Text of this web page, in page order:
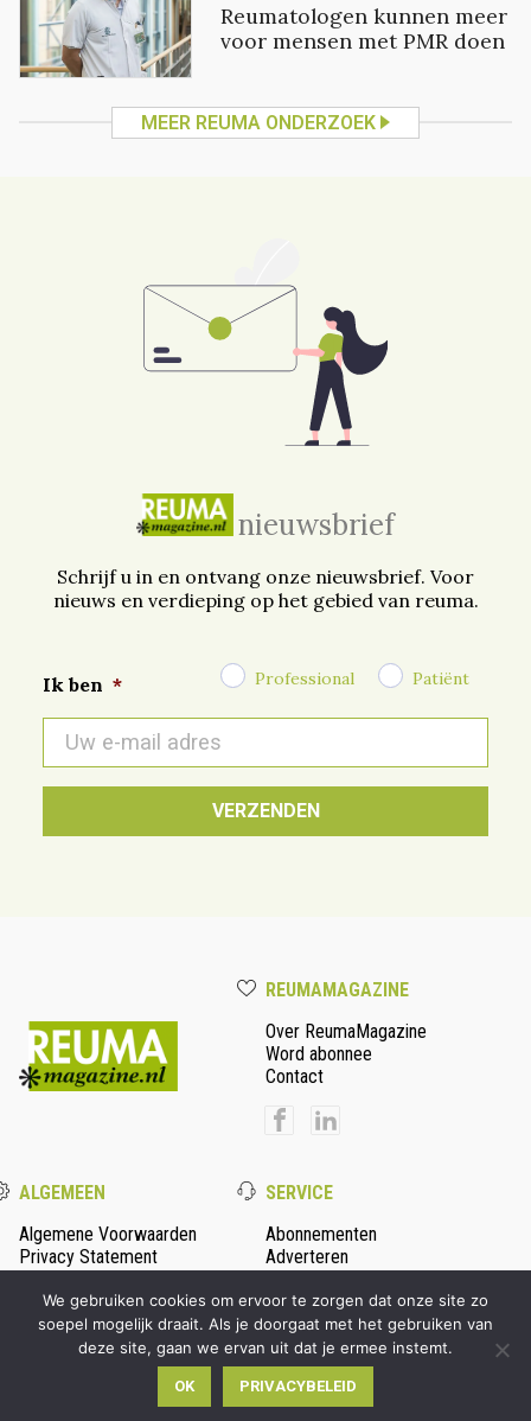
Reumatologen kunnen meer
voor mensen met PMR doen
MEER REUMA ONDERZOEK
nieuwsbrief
Schrijf u in en ontvang onze nieuwsbrief. Voor
nieuws en verdieping op het gebied van reuma.
Ik ben * Professional Patiënt
mail
*
REUMAMAGAZINE
Over ReumaMagazine
Word abonnee
Contact
ALGEMEEN
Algemene Voorwaarden
Privacy Statement
SERVICE
Abonnementen
Adverteren
© 2026 Persmanager - alle rechten voorbehouden | Ontwikkeld
doorWooms
We gebruiken cookies om ervoor te zorgen dat onze site zo
soepel mogelijk draait. Als je doorgaat met het gebruiken van
deze site, gaan we ervan uit dat je ermee instemt.
OK PRIVACYBELEID